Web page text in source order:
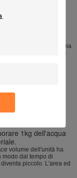
usato come il
materiale è riscaldato
efficienza dovuto l'ampia
Il materiale
l'umidità evaporata è
collettore di polveri.
calore effettuato
c'è strato
1kg dell'acqua
volume dell'unità ha
modo dal tempo di
piccolo. L'area ed